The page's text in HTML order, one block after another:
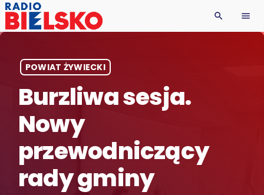
search menu
POWIAT ŻYWIECKI
Burzliwa sesja.
Nowy
przewodniczący
rady gminy